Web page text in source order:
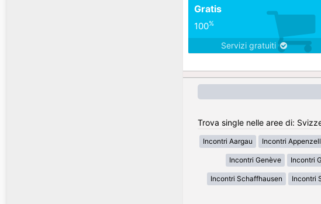
Gratis
100%
Servizi gratuiti
Trova single nelle aree di:
Incontri Aargau Incontri
Incontri Genève Incontri
Incontri Schaffhausen Incontri